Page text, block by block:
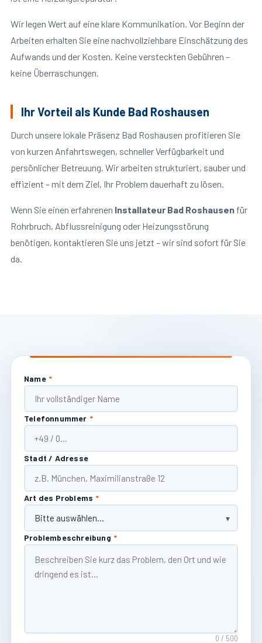
Wir legen Wert auf eine klare Kommunikation. Vor Beginn der
Arbeiten erhalten Sie eine nachvollziehbare Einschätzung des
Aufwands und der Kosten. Keine versteckten Gebühren –
keine Überraschungen.
Ihr Vorteil als Kunde Bad Roshausen
Durch unsere lokale Präsenz Bad Roshausen profitieren Sie
von kurzen Anfahrtswegen, schneller Verfügbarkeit und
persönlicher Betreuung. Wir arbeiten strukturiert, sauber und
effizient – mit dem Ziel, Ihr Problem dauerhaft zu lösen.
Wenn Sie einen erfahrenen Installateur Bad Roshausenfür
Rohrbruch, Abflussreinigung oder Heizungsstörung
benötigen, kontaktieren Sie uns jetzt – wir sind sofort für Sie
da.
Name *
Telefonnummer *
Stadt / Adresse
Art des Problems *
Problembeschreibung *
0 / 500